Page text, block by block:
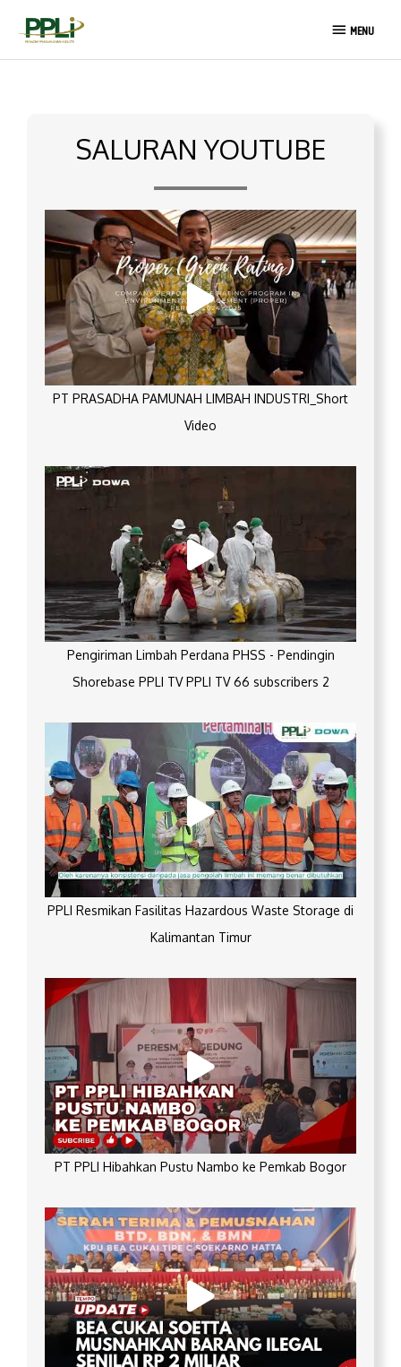
MENU
MENU
SALURAN YOUTUBE
PT PRASADHA PAMUNAH LIMBAH INDUSTRI_Short
Video
Pengiriman Limbah Perdana PHSS - Pendingin
Shorebase PPLI TV PPLI TV 66 subscribers 2
PPLI Resmikan Fasilitas Hazardous Waste Storage di
Kalimantan Timur
PT PPLI Hibahkan Pustu Nambo ke Pemkab Bogor